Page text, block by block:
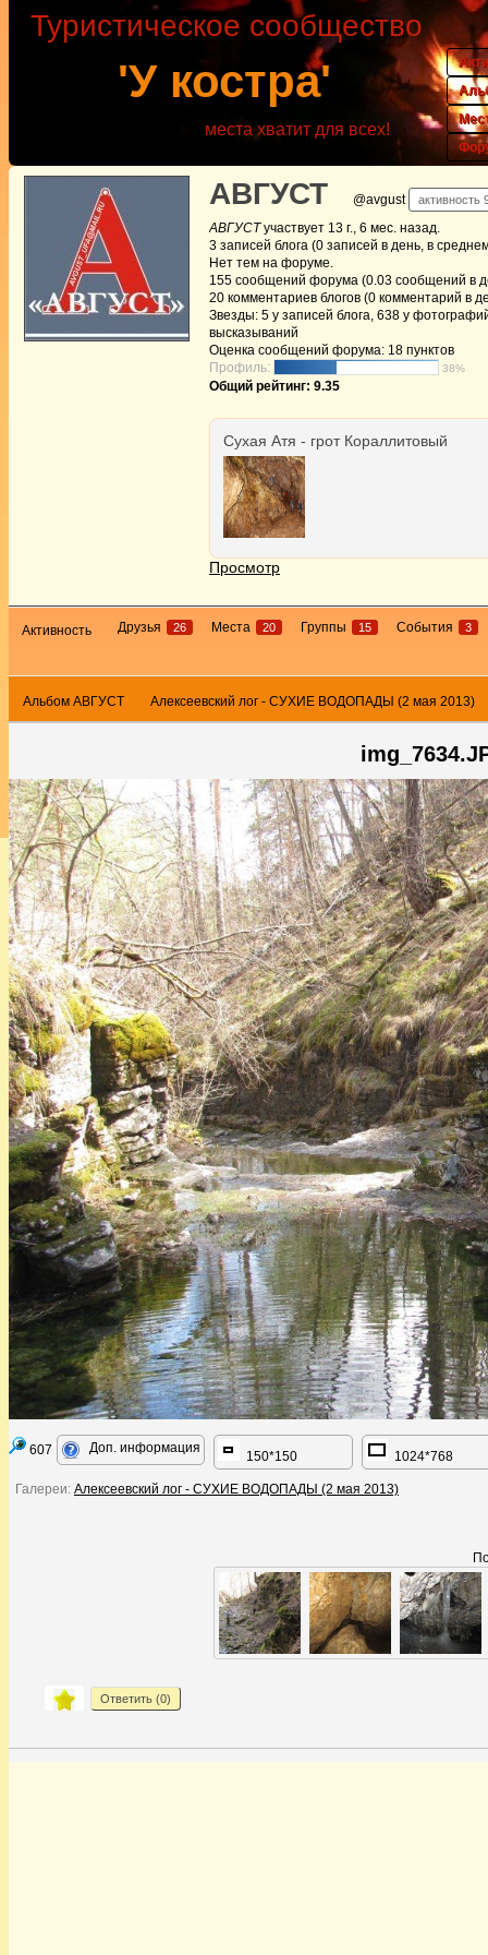
'У костра'
Туристическое сообщество
места хватит для всех!
АВГУСТ @avgust активность
АВГУСТучаствует 13 г., 6 мес. назад.
3 записей блога (0 записей в день, в
Нет тем на форуме.
155 сообщений форума (0.03 сообщений в
20 комментариев блогов (0 комментарий в
Звезды: 5 у записей блога, 638 у
высказываний
Оценка сообщений форума: 18 пунктов
Профиль:
38%
Общий рейтинг: 9.35
Сухая Атя - грот Кораллитовый
Просмотр
Активность Друзья 26 Места 20 Группы 15 События 3
Альбом АВГУСТ Алексеевский лог - СУХИЕ ВОДОПАДЫ (2 мая 2013)
607 Доп. информация
150*150 1024*768
Галереи: Алексеевский лог - СУХИЕ ВОДОПАДЫ (2 мая 2013)
Ответить (0)